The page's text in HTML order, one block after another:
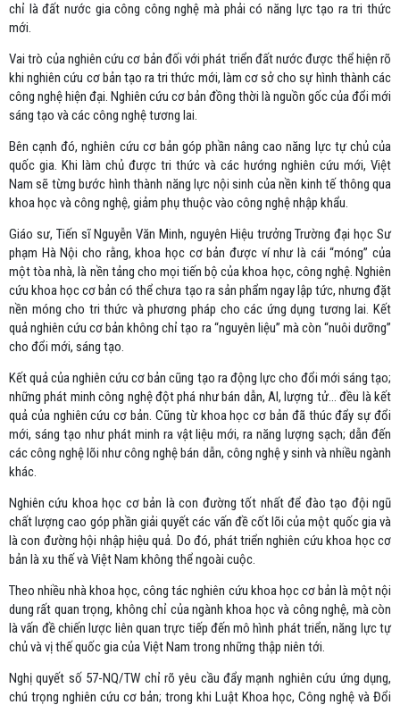
chỉ là đất nước gia công công nghệ mà phải có năng lực tạo ra tri thức
mới.
Vai trò của nghiên cứu cơ bản đối với phát triển đất nước được thể hiện rõ
khi nghiên cứu cơ bản tạo ra tri thức mới, làm cơ sở cho sự hình thành các
công nghệ hiện đại. Nghiên cứu cơ bản đồng thời là nguồn gốc của đổi mới
sáng tạo và các công nghệ tương lai.
Bên cạnh đó, nghiên cứu cơ bản góp phần nâng cao năng lực tự chủ của
quốc gia. Khi làm chủ được tri thức và các hướng nghiên cứu mới, Việt
Nam sẽ từng bước hình thành năng lực nội sinh của nền kinh tế thông qua
khoa học và công nghệ, giảm phụ thuộc vào công nghệ nhập khẩu.
Giáo sư, Tiến sĩ Nguyễn Văn Minh, nguyên Hiệu trưởng Trường đại học Sư
phạm Hà Nội cho rằng, khoa học cơ bản được ví như là cái “móng” của
một tòa nhà, là nền tảng cho mọi tiến bộ của khoa học, công nghệ. Nghiên
cứu khoa học cơ bản có thể chưa tạo ra sản phẩm ngay lập tức, nhưng đặt
nền móng cho tri thức và phương pháp cho các ứng dụng tương lai. Kết
quả nghiên cứu cơ bản không chỉ tạo ra “nguyên liệu” mà còn “nuôi dưỡng”
cho đổi mới, sáng tạo.
Kết quả của nghiên cứu cơ bản cũng tạo ra động lực cho đổi mới sáng tạo;
những phát minh công nghệ đột phá như bán dẫn, AI, lượng tử... đều là kết
quả của nghiên cứu cơ bản. Cũng từ khoa học cơ bản đã thúc đẩy sự đổi
mới, sáng tạo như phát minh ra vật liệu mới, ra năng lượng sạch; dẫn đến
các công nghệ lõi như công nghệ bán dẫn, công nghệ y sinh và nhiều ngành
khác.
Nghiên cứu khoa học cơ bản là con đường tốt nhất để đào tạo đội ngũ
chất lượng cao góp phần giải quyết các vấn đề cốt lõi của một quốc gia và
là con đường hội nhập hiệu quả. Do đó, phát triển nghiên cứu khoa học cơ
bản là xu thế và Việt Nam không thể ngoài cuộc.
Theo nhiều nhà khoa học, công tác nghiên cứu khoa học cơ bản là một nội
dung rất quan trọng, không chỉ của ngành khoa học và công nghệ, mà còn
là vấn đề chiến lược liên quan trực tiếp đến mô hình phát triển, năng lực tự
chủ và vị thế quốc gia của Việt Nam trong những thập niên tới.
Nghị quyết số 57-NQ/TW chỉ rõ yêu cầu đẩy mạnh nghiên cứu ứng dụng,
chú trọng nghiên cứu cơ bản; trong khi Luật Khoa học, Công nghệ và Đổi